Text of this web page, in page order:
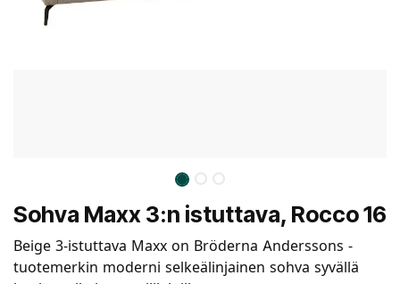
Sohva Maxx 3:n istuttava, Rocco 16
Beige 3-istuttava Maxx on Bröderna Anderssons -
tuotemerkin moderni selkeälinjainen sohva syvällä